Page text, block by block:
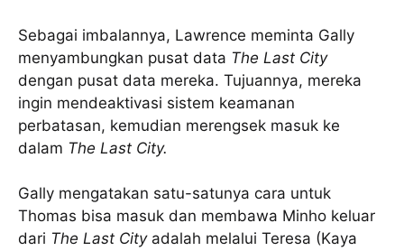
Sebagai imbalannya, Lawrence meminta Gally
menyambungkan pusat data The Last City
dengan pusat data mereka. Tujuannya, mereka
ingin mendeaktivasi sistem keamanan
perbatasan, kemudian merengsek masuk ke
dalam The Last City.
Gally mengatakan satu-satunya cara untuk
Thomas bisa masuk dan membawa Minho keluar
dari The Last City adalah melalui Teresa (Kaya